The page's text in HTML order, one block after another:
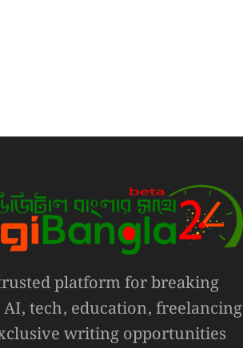
platform for breaking
tech, education, freelancing
writing opportunities